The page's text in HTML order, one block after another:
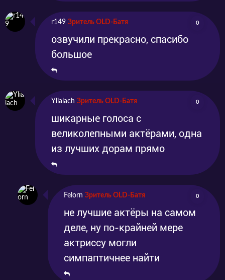
подписывайтесь на наши социальные сети и
оставайтесь с нами, чтобы не пропустить ни
одной новинки, и одними из первых
наслаждаться показом любимого сериала!
Мы также приветствуем ваши письменные
впечатления и эмоции от просмотра в
комментариях.
r149 Зритель OLD-Батя 0
озвучили прекрасно, спасибо
большое
Ylialach Зритель OLD-Батя 0
шикарные голоса с
великолепными актёрами, одна
из лучших дорам прямо
Felorn Зритель OLD-Батя 0
не лучшие актёры на самом
деле, ну по-крайней мере
актриссу могли
симпаптичнее найти